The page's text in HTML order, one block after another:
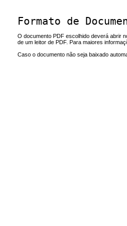
Formato de
O documento PDF escolhido deverá abrir
de um leitor de PDF. Para maiores
Caso o documento não seja baixado